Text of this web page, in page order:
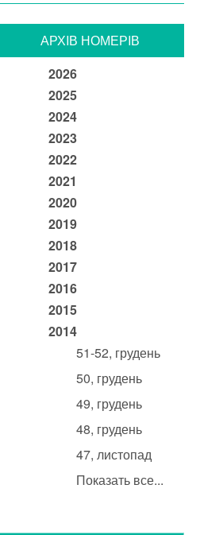
АРХIВ НОМЕРIВ
2026
2025
2024
2023
2022
2021
2020
2019
2018
2017
2016
2015
2014
51-52, грудень
50, грудень
49, грудень
48, грудень
47, листопад
Показать все...